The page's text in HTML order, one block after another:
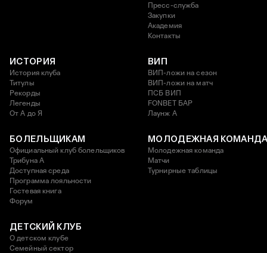
Пресс-служба
Закупки
Академия
Контакты
ИСТОРИЯ
История клуба
Титулы
Рекорды
Легенды
От А до Я
ВИП
ВИП-ложи на сезон
ВИП-ложи на матч
ПСБ ВИП
FONBET БАР
Лаунж A
БОЛЕЛЬЩИКАМ
Официальный клуб болельщиков
Трибуна А
Доступная среда
Программа лояльности
Гостевая книга
Форум
МОЛОДЕЖНАЯ
Молодежная команда
Матчи
Турнирные таблицы
ДЕТСКИЙ КЛУБ
О детском клубе
Семейный сектор